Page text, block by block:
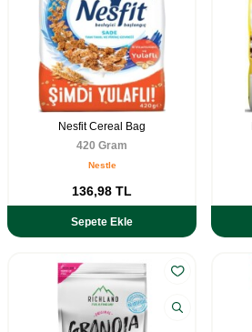
Nesfit Cereal Bag
420 Gram
Nestle
136,98 TL
Sepete Ekle